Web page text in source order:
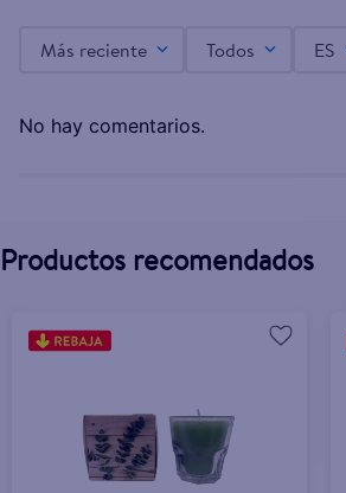
Más reciente Todos ES
No hay comentarios.
Productos recomendados